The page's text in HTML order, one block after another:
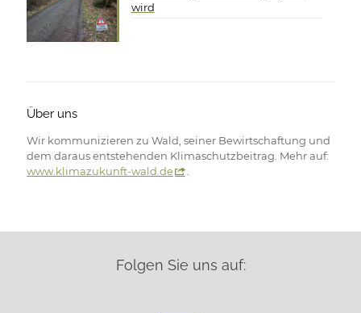
wird
Über uns
Wir kommunizieren zu Wald, seiner Bewirtschaftung und
dem daraus entstehenden Klimaschutzbeitrag. Mehr auf:
www.klimazukunft-wald.de
.
Folgen Sie uns auf: